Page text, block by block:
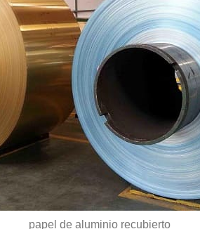
papel de aluminio recubierto